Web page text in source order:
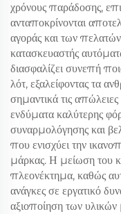
χρόνους παράδοσης,
ανταποκρίνονται
αγοράς και των
κατασκευαστής
διασφαλίζει συνεπή
λότ, εξαλείφοντας τα
σημαντικά τις
ενδύματα καλύτερης
συναρμολόγησης και
που ενισχύει την
μάρκας. Η μείωση του
πλεονέκτημα, καθώς
ανάγκες σε εργατικό
αξιοποίηση των